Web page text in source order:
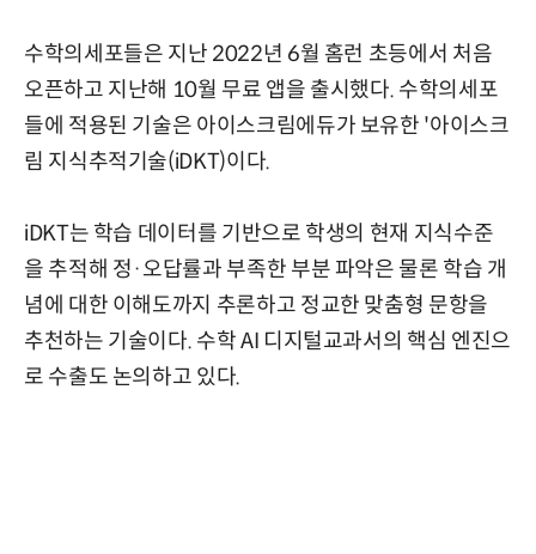
수학의세포들은 지난 2022년 6월 홈런 초등에서 처음
오픈하고 지난해 10월 무료 앱을 출시했다. 수학의세포
들에 적용된 기술은 아이스크림에듀가 보유한 '아이스크
림 지식추적기술(iDKT)이다.
iDKT는 학습 데이터를 기반으로 학생의 현재 지식수준
을 추적해 정·오답률과 부족한 부분 파악은 물론 학습 개
념에 대한 이해도까지 추론하고 정교한 맞춤형 문항을
추천하는 기술이다. 수학 AI 디지털교과서의 핵심 엔진으
로 수출도 논의하고 있다.